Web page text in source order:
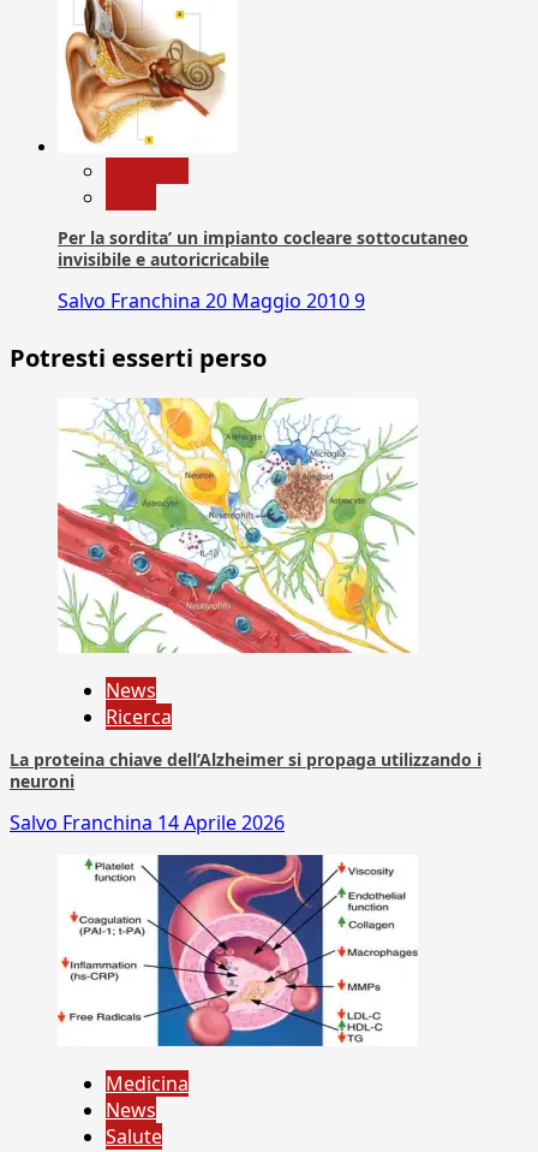
Per la sordita’ un impianto cocleare sottocutaneo
invisibile e autoricricabile
Salvo Franchina 20 Maggio 20109
Potresti esserti perso
News
Ricerca
La proteina chiave dell’Alzheimer si propaga utilizzando i
neuroni
Salvo Franchina 14 Aprile 2026
Medicina
News
Salute